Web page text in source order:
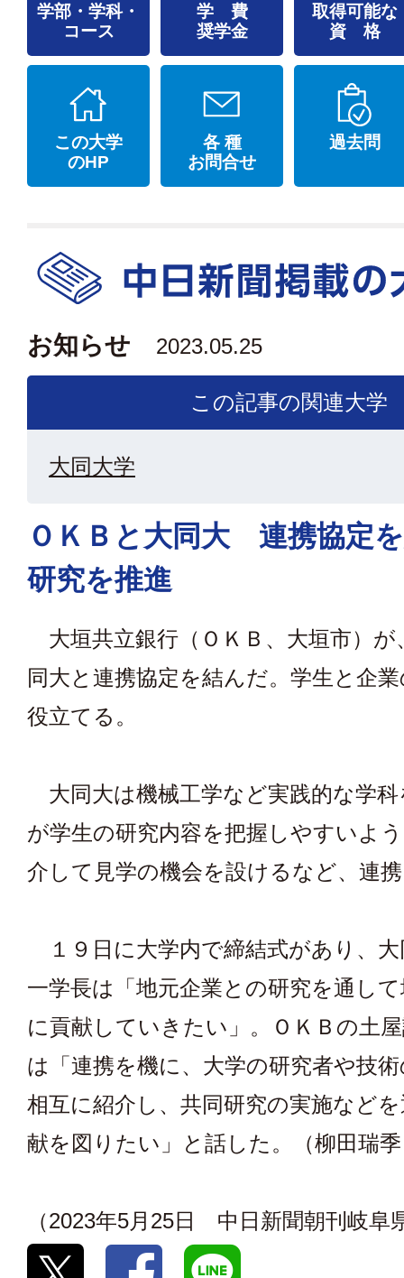
学部・学科・
コース
学 費
奨学金
取得可能な
資 格
この大学
のHP
各 種
お問合せ
過去問
お知らせ 2023.05.25
この記事の関連大学
大同大学
ＯＫＢと大同大 連携協定
研究を推進
大垣共立銀行（ＯＫＢ、大垣市）が
同大と連携協定を結んだ。学生と企
役立てる。
大同大は機械工学など実践的な学科
が学生の研究内容を把握しやすいよ
介して見学の機会を設けるなど、連
１９日に大学内で締結式があり、大
一学長は「地元企業との研究を通し
に貢献していきたい」。ＯＫＢの土
は「連携を機に、大学の研究者や技
相互に紹介し、共同研究の実施など
献を図りたい」と話した。（柳田瑞
（2023年5月25日 中日新聞朝刊岐阜